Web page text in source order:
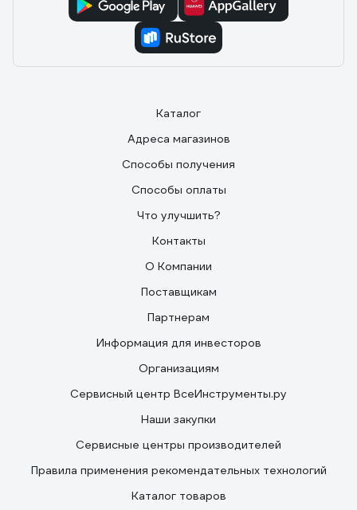
Каталог
Адреса магазинов
Способы получения
Способы оплаты
Что улучшить?
Контакты
О Компании
Поставщикам
Партнерам
Информация для инвесторов
Организациям
Сервисный центр ВсеИнструменты.ру
Наши закупки
Сервисные центры производителей
Правила применения рекомендательных технологий
Каталог товаров